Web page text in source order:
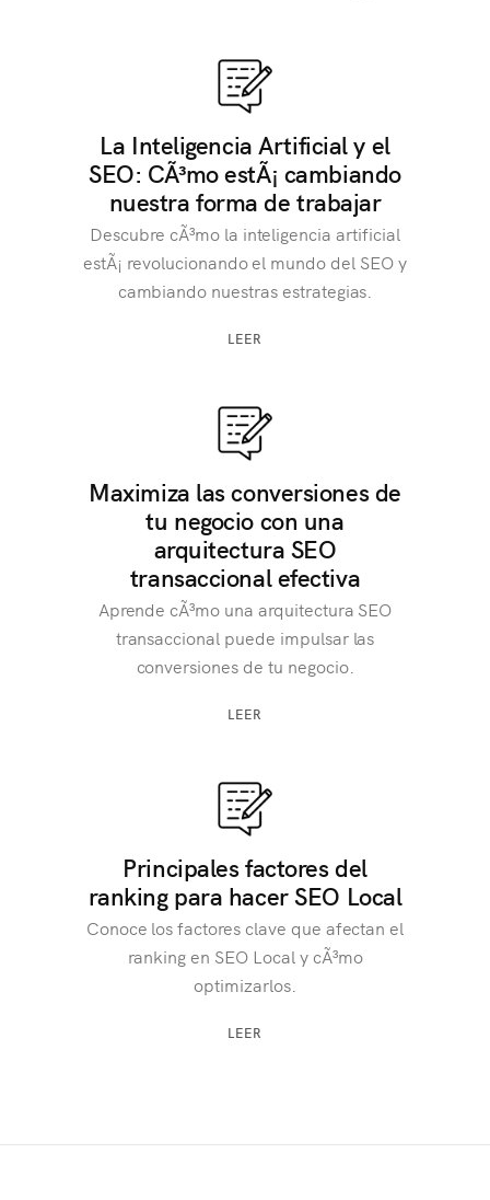
La Inteligencia Artificial y el
SEO: CÃ³mo estÃ¡ cambiando
nuestra forma de trabajar
Descubre cÃ³mo la inteligencia artificial
estÃ¡ revolucionando el mundo del SEO y
cambiando nuestras estrategias.
LEER
Maximiza las conversiones de
tu negocio con una
arquitectura SEO
transaccional efectiva
Aprende cÃ³mo una arquitectura SEO
transaccional puede impulsar las
conversiones de tu negocio.
LEER
Principales factores del
ranking para hacer SEO Local
Conoce los factores clave que afectan el
ranking en SEO Local y cÃ³mo
optimizarlos.
LEER